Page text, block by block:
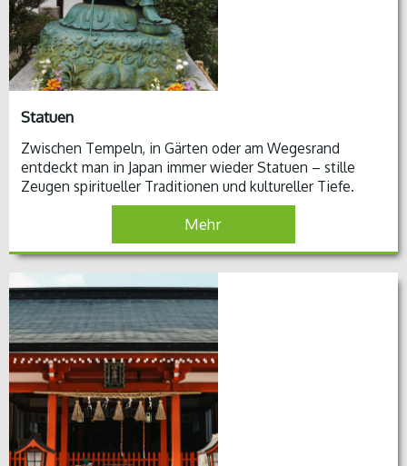
Statuen
Zwischen Tempeln, in Gärten oder am Wegesrand
entdeckt man in Japan immer wieder Statuen – stille
Zeugen spiritueller Traditionen und kultureller Tiefe.
Mehr